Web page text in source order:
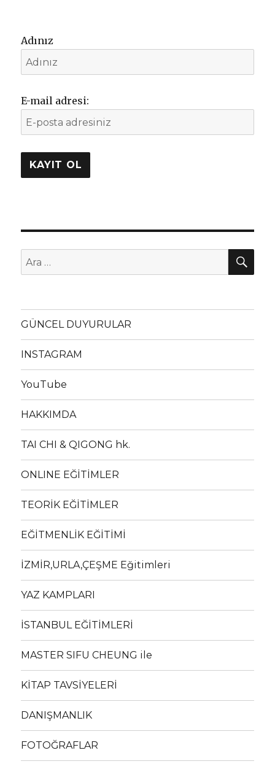
Adınız
E-mail adresi:
Ara: ARA
GÜNCEL DUYURULAR
INSTAGRAM
YouTube
HAKKIMDA
TAI CHI & QIGONG hk.
ONLINE EĞİTİMLER
TEORİK EĞİTİMLER
EĞİTMENLİK EĞİTİMİ
İZMİR,URLA,ÇEŞME Eğitimleri
YAZ KAMPLARI
İSTANBUL EĞİTİMLERİ
MASTER SIFU CHEUNG ile
KİTAP TAVSİYELERİ
DANIŞMANLIK
FOTOĞRAFLAR